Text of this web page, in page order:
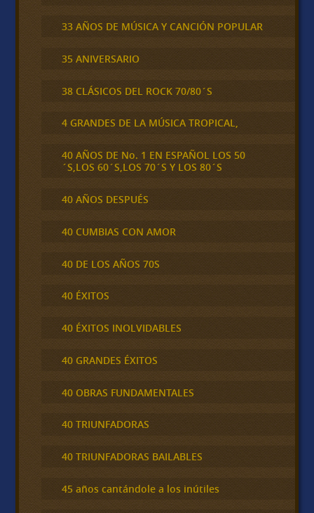
33 AÑOS DE MÚSICA Y CANCIÓN POPULAR
35 ANIVERSARIO
38 CLÁSICOS DEL ROCK 70/80´S
4 GRANDES DE LA MÚSICA TROPICAL,
40 AÑOS DE No. 1 EN ESPAÑOL LOS 50
´S,LOS 60´S,LOS 70´S Y LOS 80´S
40 AÑOS DESPUÉS
40 CUMBIAS CON AMOR
40 DE LOS AÑOS 70S
40 ÉXITOS
40 ÉXITOS INOLVIDABLES
40 GRANDES ÉXITOS
40 OBRAS FUNDAMENTALES
40 TRIUNFADORAS
40 TRIUNFADORAS BAILABLES
45 años cantándole a los inútiles